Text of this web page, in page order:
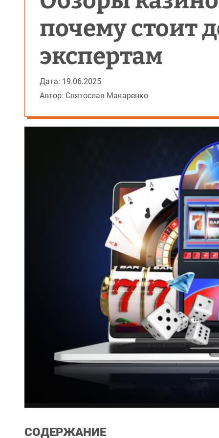
почему стоит
экспертам
Дата: 19.06.2025
Автор: Святослав Макаренко
СОДЕРЖАНИЕ